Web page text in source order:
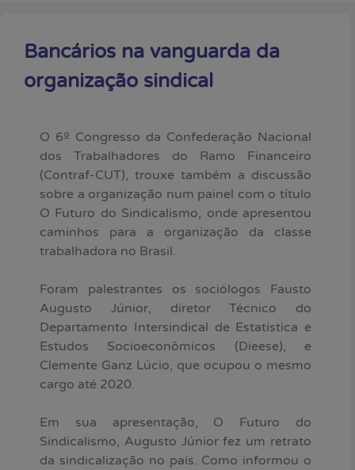
Bancários na vanguarda da
organização sindical
O 6º Congresso da Confederação Nacional
dos Trabalhadores do Ramo Financeiro
(Contraf-CUT), trouxe também a discussão
sobre a organização num painel com o título
O Futuro do Sindicalismo, onde apresentou
caminhos para a organização da classe
trabalhadora no Brasil.
Foram palestrantes os sociólogos Fausto
Augusto Júnior, diretor Técnico do
Departamento Intersindical de Estatística e
Estudos Socioeconômicos (Dieese), e
Clemente Ganz Lúcio, que ocupou o mesmo
cargo até 2020.
Em sua apresentação, O Futuro do
Sindicalismo, Augusto Júnior fez um retrato
da sindicalização no país. Como informou o